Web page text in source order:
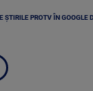
ȘTIRILE PROTV ÎN GOOGLE